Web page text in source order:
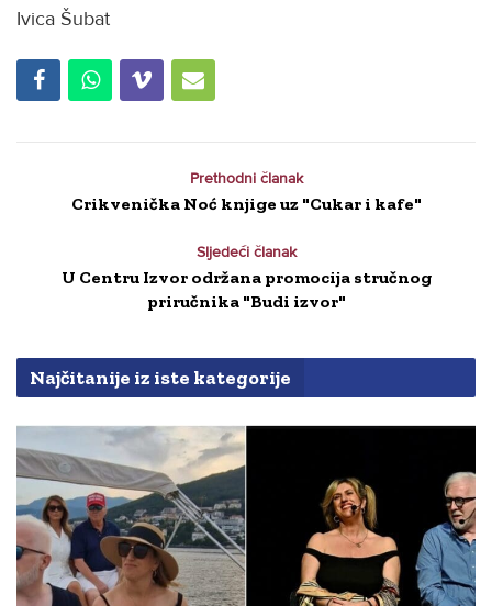
Ivica Šubat
Prethodni članak
Crikvenička Noć knjige uz "Cukar i kafe"
Sljedeći članak
U Centru Izvor održana promocija stručnog
priručnika "Budi izvor"
Najčitanije iz iste kategorije